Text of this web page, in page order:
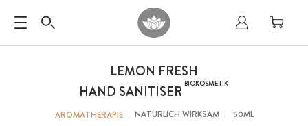
LEMON FRESH
HAND SANITISERBIOKOSMETIK
AROMATHERAPIE NATÜRLICH WIRKSAM 50ML